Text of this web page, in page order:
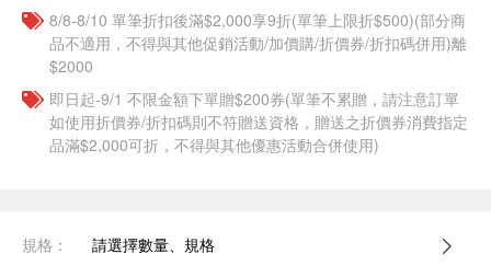
8/8-8/10 單筆折扣後滿$2,000享9折(單筆上限折$500)(部分商
品不適用，不得與其他促銷活動/加價購/折價券/折扣碼併用)離
$2000
即日起-9/1 不限金額下單贈$200券(單筆不累贈，請注意訂單
如使用折價券/折扣碼則不符贈送資格，贈送之折價券消費指定
品滿$2,000可折，不得與其他優惠活動合併使用)
規格： 請選擇數量、規格